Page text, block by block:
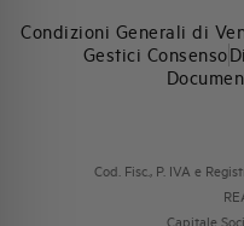
Condizioni Generali di
Gestici Consenso
Cod. Fisc., P. IVA e